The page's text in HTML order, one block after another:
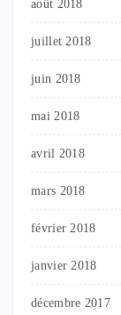
août 2018
juillet 2018
juin 2018
mai 2018
avril 2018
mars 2018
février 2018
janvier 2018
décembre 2017